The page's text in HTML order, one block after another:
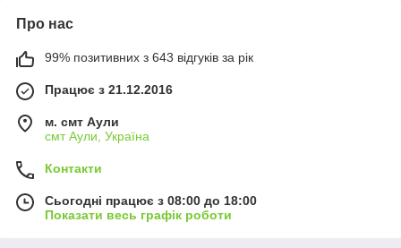
Про нас
99% позитивних з 643 відгуків за рік
Працює з 21.12.2016
м. смт Аули
смт Аули, Україна
Контакти
Сьогодні працює з 08:00 до 18:00
Показати весь графік роботи